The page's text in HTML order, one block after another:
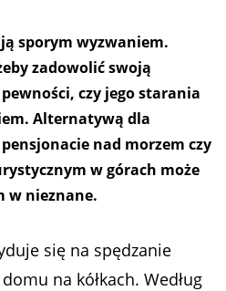
sporym wyzwaniem.
zadowolić swoją
czy jego starania
Alternatywą dla
nad morzem czy
w górach może
w nieznane.
się na spędzanie
na kółkach. Według